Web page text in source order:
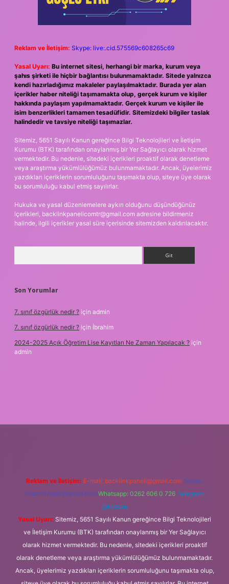
Reklam ve İletişim: Skype: live:.cid.575569c608265c69
Yasal Uyarı: Bu internet sitesi, herhangi bir marka, kurum veya
şahıs şirketi ile hiçbir bağlantısı bulunmamaktadır. Sitede yalnızca
kendi hazırladığımız makaleler paylaşılmaktadır. Burada yer alan
içerikler haber niteliği taşımamakta olup, gerçek kurum ve kişiler
hakkında paylaşım yapılmamaktadır. Gerçek kurum ve kişiler ile
isim benzerlikleri tamamen tesadüfidir. Sitemizdeki bilgiler taslak
halindedir ve tavsiye niteliği taşımazlar.
Sitemiz, 5651 Sayılı Kanun gereğince Bilgi Teknolojileri ve İletişim
Kurumu (BTK) tarafından onaylanmış bir Yer Sağlayıcı olarak hizmet
vermektedir. Bu nedenle, sitedeki içerikleri proaktif olarak denetleme
veya araştırma yükümlülüğümüz bulunmamaktadır. Ancak, üyelerimiz
yazdıkları içeriklerin sorumluluğunu taşımakta olup, siteye üye olarak
bu sorumluluğu kabul etmiş sayılırlar.
Hukuka ve yasal düzenlemelere aykırı olduğunu düşündüğünüz
içerikleri, backlinkpanelicomtr@gmail.com adresine bildirmeniz
halinde, ilgili içerikler yasal süre içerisinde sitemizden kaldırılacaktır.
Son Yorumlar
7. sınıf özgürlük nedir ? için admin
7. sınıf özgürlük nedir ? için İbrahim
2024-2025 Açık Öğretim Lise Kayıtları Ne Zaman Yapılacak ? için
admin
Reklam ve İletişim: E-mail: backlinkpaneli@gmail.com Teams:
forumhizmeti@gmail.com Whatsapp: 0262 606 0 726 Telegram:
@karabul
Yasal Uyarı: Sitemiz, 5651 Sayılı Kanun gereğince Bilgi Teknolojileri
ve İletişim Kurumu (BTK) tarafından onaylanmış bir Yer Sağlayıcı
olarak hizmet vermektedir. Bu nedenle, sitedeki içerikleri proaktif
olarak denetleme veya araştırma yükümlülüğümüz bulunmamaktadır.
Ancak, üyelerimiz yazdıkları içeriklerin sorumluluğunu taşımakta olup,